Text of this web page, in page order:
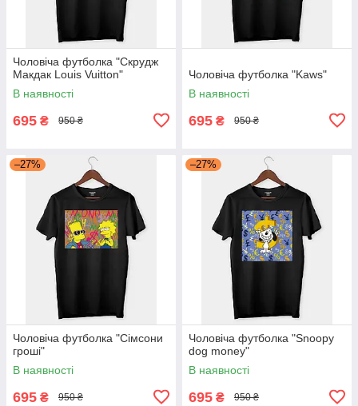
Чоловіча футболка "Скрудж
Макдак Louis Vuitton"
В наявності
695 ₴ 950 ₴
Чоловіча футболка "Kaws"
В наявності
695 ₴ 950 ₴
–27%
Чоловіча футболка "Сімсони
гроші"
В наявності
695 ₴ 950 ₴
–27%
Чоловіча футболка "Snoopy
dog money"
В наявності
695 ₴ 950 ₴